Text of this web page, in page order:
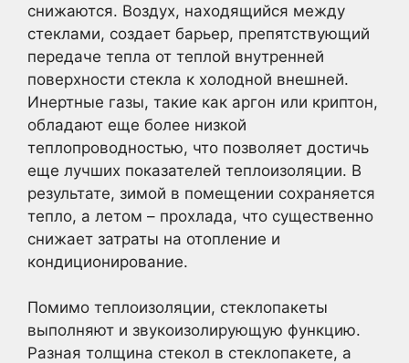
снижаются. Воздух, находящийся между
стеклами, создает барьер, препятствующий
передаче тепла от теплой внутренней
поверхности стекла к холодной внешней.
Инертные газы, такие как аргон или криптон,
обладают еще более низкой
теплопроводностью, что позволяет достичь
еще лучших показателей теплоизоляции. В
результате, зимой в помещении сохраняется
тепло, а летом – прохлада, что существенно
снижает затраты на отопление и
кондиционирование.
Помимо теплоизоляции, стеклопакеты
выполняют и звукоизолирующую функцию.
Разная толщина стекол в стеклопакете, а